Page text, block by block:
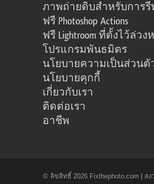
ภาพถ่ายดิบสำหรับการ
ฟรี Photoshop Actions
ฟรี Lightroom ที่ตั้งไว้ล่วง
โปรแกรมพันธมิตร
นโยบายความเป็นส่วนตั
นโยบายคุกกี้
เกี่ยวกับเรา
ติดต่อเรา
อาชีพ
© ลิขสิทธิ์ 2026 Fixthephoto.com | ส